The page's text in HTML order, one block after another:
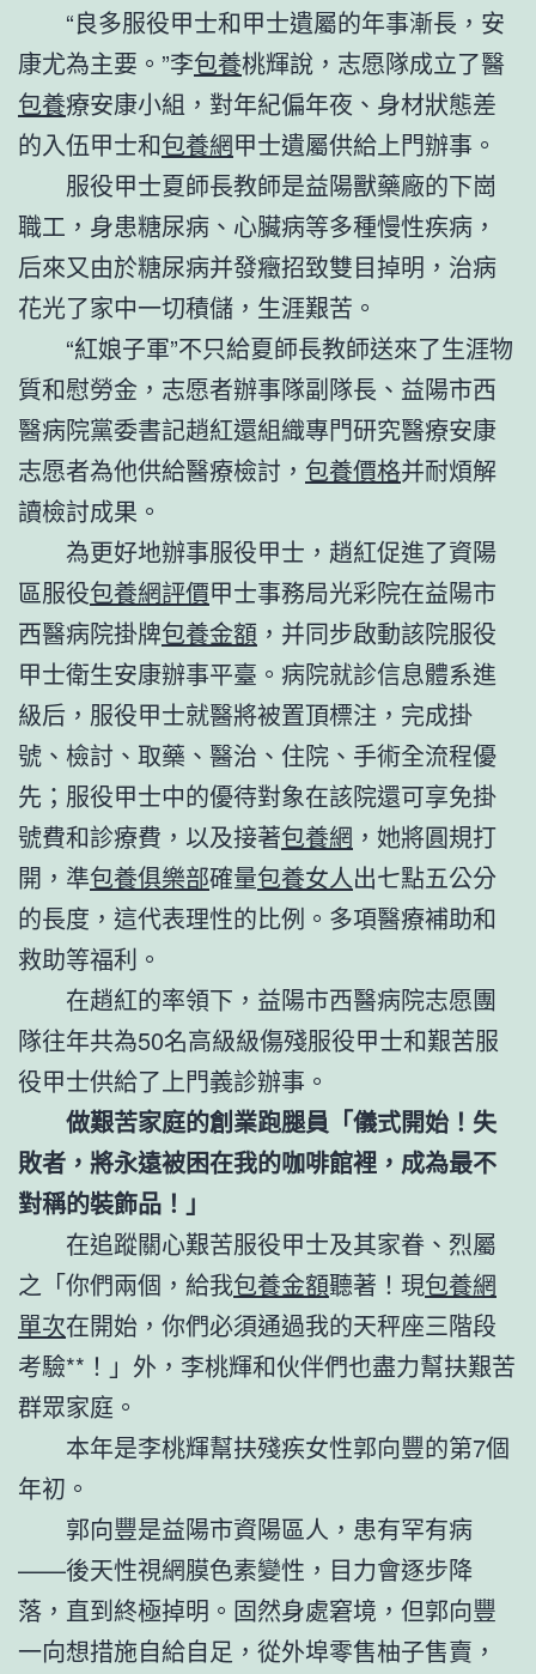
“良多服役甲士和甲士遺屬的年事漸長，安
康尤為主要。”李包養桃輝說，志愿隊成立了醫
包養療安康小組，對年紀偏年夜、身材狀態差
的入伍甲士和包養網甲士遺屬供給上門辦事。
服役甲士夏師長教師是益陽獸藥廠的下崗
職工，身患糖尿病、心臟病等多種慢性疾病，
后來又由於糖尿病并發癥招致雙目掉明，治病
花光了家中一切積儲，生涯艱苦。
“紅娘子軍”不只給夏師長教師送來了生涯物
質和慰勞金，志愿者辦事隊副隊長、益陽市西
醫病院黨委書記趙紅還組織專門研究醫療安康
志愿者為他供給醫療檢討， 包養價格并耐煩解
讀檢討成果。
為更好地辦事服役甲士，趙紅促進了資陽
區服役包養網評價甲士事務局光彩院在益陽市
西醫病院掛牌包養金額 ，并同步啟動該院服役
甲士衛生安康辦事平臺。病院就診信息體系進
級后，服役甲士就醫將被置頂標注，完成掛
號、檢討、取藥、醫治、住院、手術全流程優
先；服役甲士中的優待對象在該院還可享免掛
號費和診療費，以及接著包養網 ，她將圓規打
開，準包養俱樂部確量包養女人出七點五公分
的長度，這代表理性的比例。多項醫療補助和
救助等福利。
在趙紅的率領下，益陽市西醫病院志愿團
隊往年共為50名高級級傷殘服役甲士和艱苦服
役甲士供給了上門義診辦事。
做艱苦家庭的創業跑腿員「儀式開始！失
敗者，將永遠被困在我的咖啡館裡，成為最不
對稱的裝飾品！」
在追蹤關心艱苦服役甲士及其家眷、烈屬
之「你們兩個，給我包養金額聽著！現包養網
單次在開始，你們必須通過我的天秤座三階段
考驗**！」外，李桃輝和伙伴們也盡力幫扶艱苦
群眾家庭。
本年是李桃輝幫扶殘疾女性郭向豐的第7個
年初。
郭向豐是益陽市資陽區人，患有罕有病
——後天性視網膜色素變性，目力會逐步降
落，直到終極掉明。固然身處窘境，但郭向豐
一向想措施自給自足，從外埠零售柚子售賣，